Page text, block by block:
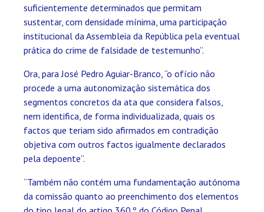
suficientemente determinados que permitam
sustentar, com densidade mínima, uma participação
institucional da Assembleia da República pela eventual
prática do crime de falsidade de testemunho”.
Ora, para José Pedro Aguiar-Branco, “o ofício não
procede a uma autonomização sistemática dos
segmentos concretos da ata que considera falsos,
nem identifica, de forma individualizada, quais os
factos que teriam sido afirmados em contradição
objetiva com outros factos igualmente declarados
pela depoente”.
“Também não contém uma fundamentação autónoma
da comissão quanto ao preenchimento dos elementos